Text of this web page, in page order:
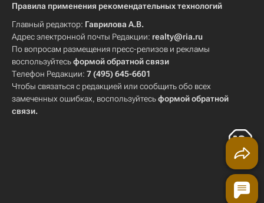
Правила применения рекомендательных технологий
Главный редактор: Гаврилова А.В.
Адрес электронной почты Редакции: realty@ria.ru
По вопросам размещения пресс-релизов и рекламы
воспользуйтесьформой обратной связи
Телефон Редакции: 7 (495) 645-6601
Чтобы связаться с редакцией или сообщить обо всех
замеченных ошибках, воспользуйтесьформой обратной
связи.